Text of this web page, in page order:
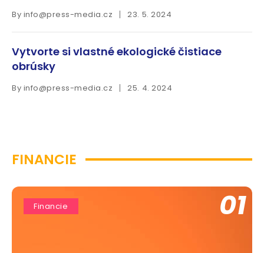
By info@press-media.cz 23. 5. 2024
Vytvorte si vlastné ekologické čistiace
obrúsky
By info@press-media.cz 25. 4. 2024
FINANCIE
Financie 01